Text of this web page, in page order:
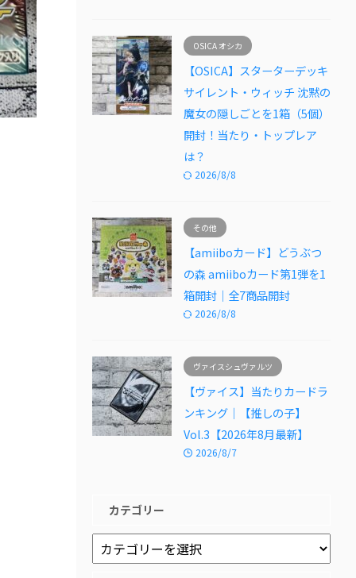
OSICA オシカ
【OSICA】スターターデッキ
サイレント・ウィッチ 沈黙の
魔女の隠しごとを1箱（5個）
開封！当たり・トップレア
は？
2026/8/8
その他
【amiiboカード】どうぶつ
の森 amiiboカード第1弾を1
箱開封｜全7商品開封
2026/8/8
ヴァイスシュヴァルツ
【ヴァイス】当たりカードラ
ンキング｜【推しの子】
Vol.3【2026年8月最新】
2026/8/7
カテゴリー